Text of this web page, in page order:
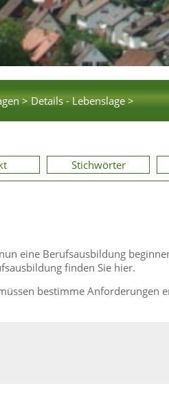
> Details - Lebenslage >
Stichwörter
eine Berufsausbildung
finden Sie hier.
bestimme Anforderungen